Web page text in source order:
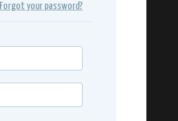
Forgot your password?